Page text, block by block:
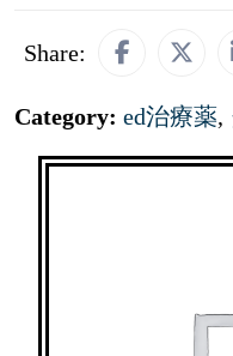
Share:
Category: ed治療薬,